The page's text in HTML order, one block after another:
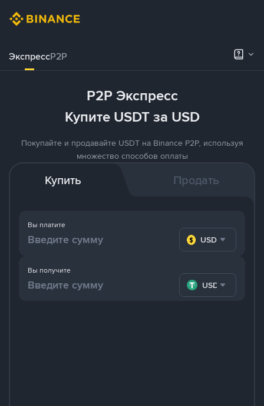
ЭкспрессP2P
P2P Экспресс
Купите USDT за USD
Покупайте и продавайте USDT на Binance P2P, используя
множество способов оплаты
Купить Продать
Вы платите
USD
Вы получите
USDT